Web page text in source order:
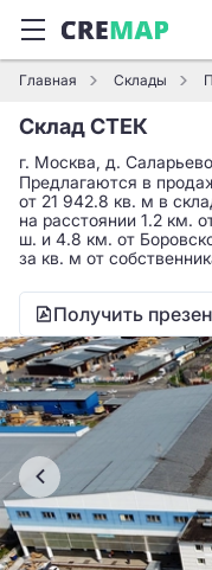
Главная Склады
Склад СТЕК
г. Москва, д.
Предлагаются в
от 21 942.8 кв. м в
на расстоянии 1.2 км.
ш. и 4.8 км. от
за кв. м от
Получить